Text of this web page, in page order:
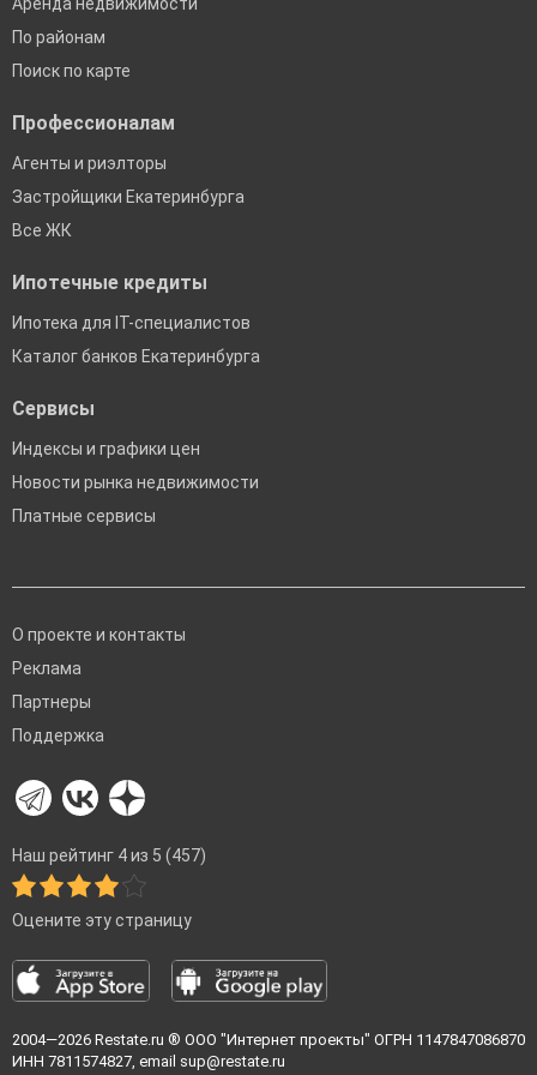
По районам
Поиск по карте
Профессионалам
Агенты и риэлторы
Застройщики Екатеринбурга
Все ЖК
Ипотечные кредиты
Ипотека для IT-специалистов
Каталог банков Екатеринбурга
Сервисы
Индексы и графики цен
Новости рынка недвижимости
Платные сервисы
О проекте и контакты
Реклама
Партнеры
Поддержка
Наш рейтинг 4 из 5 (457)
Оцените эту страницу
2004—2026 Restate.ru ® ООО "Интернет проекты" ОГРН 1147847086870
ИНН 7811574827, email sup@restate.ru